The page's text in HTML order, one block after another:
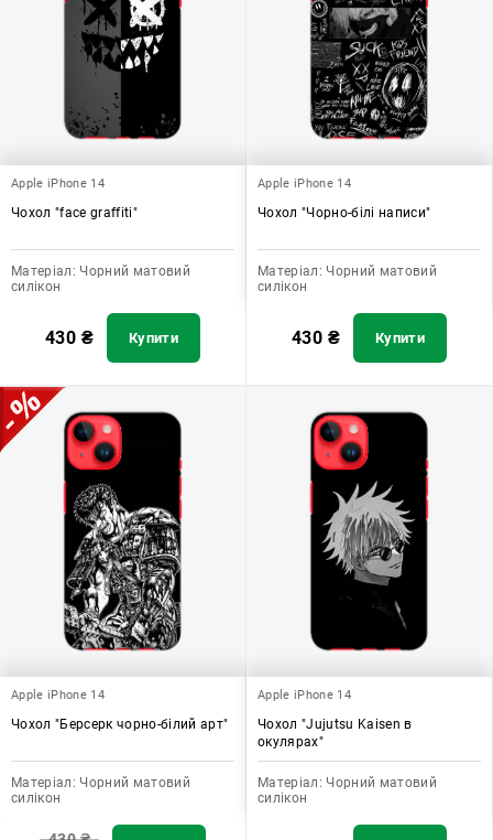
Apple iPhone 14
Чохол "face graffiti"
Матеріал: Чорний матовий
силікон
430 ₴ Купити
Apple iPhone 14
Чохол "Чорно-білі написи"
Матеріал: Чорний матовий
силікон
430 ₴ Купити
Apple iPhone 14
Чохол "Берсерк чорно-білий арт"
Матеріал: Чорний матовий
силікон
Apple iPhone 14
Чохол "Jujutsu Kaisen в
окулярах"
Матеріал: Чорний матовий
силікон